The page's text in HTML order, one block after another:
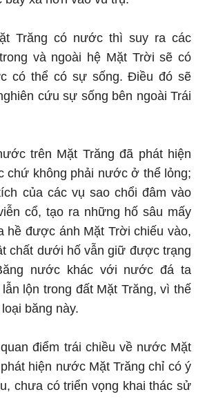
Trăng có nước thì suy ra các
và ngoài hệ Mặt Trời sẽ có
có thể có sự sống. Điều đó sẽ
cứu sự sống bên ngoài Trái
trên Mặt Trăng đã phát hiện
chứ không phải nước ở thể lỏng;
của các vụ sao chổi đâm vào
cổ, tạo ra những hố sâu mấy
hề được ánh Mặt Trời chiếu vào,
chất dưới hố vẫn giữ được trạng
nước khác với nước đá ta
lộn trong đất Mặt Trăng, vì thế
băng này.
điểm trái chiều về nước Mặt
hiện nước Mặt Trăng chỉ có ý
chưa có triển vọng khai thác sử